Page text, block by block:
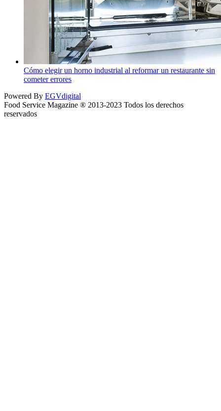
Cómo elegir un horno industrial al reformar un restaurante sin
cometer errores
Powered By EGVdigital
Food Service Magazine ® 2013-2023 Todos los derechos
reservados